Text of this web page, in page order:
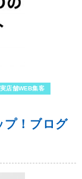
実店舗WEB集客
プ！ブログ